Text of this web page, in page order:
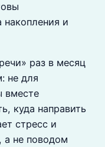
накопления и
раз в месяц
не для
вместе
куда направить
стресс и
а не поводом